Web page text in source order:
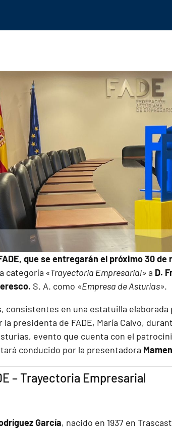
que se entregarán el próximo30 de
categoría «Trayectoria Empresarial» a D.
, S. A. como «Empresa de Asturias».
consistentes en una estatuilla
presidenta de FADE, María Calvo,
evento que cuenta con el
conducido por la presentadora
– Trayectoria Empresarial
García, nacido en 1937 en